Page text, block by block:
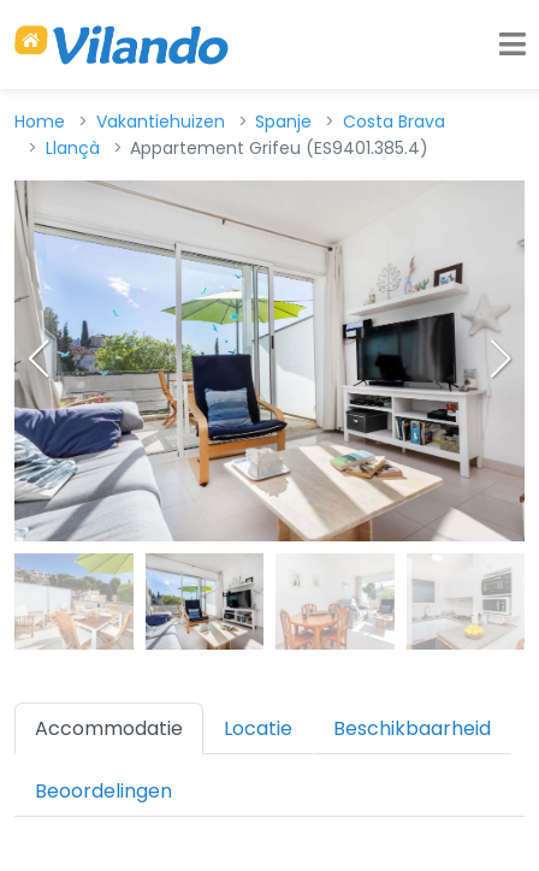
Home Vakantiehuizen Spanje
Costa Brava
Llançà
Appartement Grifeu (ES9401.385.4)
Accommodatie Locatie Beschikbaarheid
Beoordelingen